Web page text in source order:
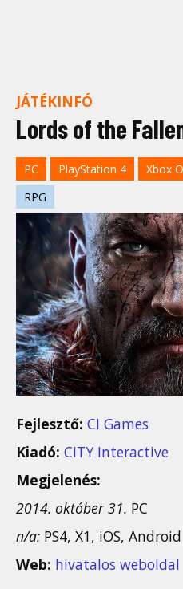
JÁTÉKINFÓ
Lords of the
PC PlayStation 4 Xbox
RPG
Fejlesztő: CI Games
Kiadó: CITY Interactive
Megjelenés:
2014. október 31. PC
n/a: PS4, X1, iOS, Android
Web: hivatalos weboldal